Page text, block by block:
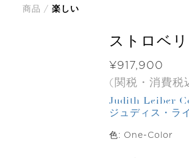
商品 楽しい
ストロベ
価格
¥917,900
(関税・消費税
Judith Leiber
ジュディス・ラ
色: One-Color